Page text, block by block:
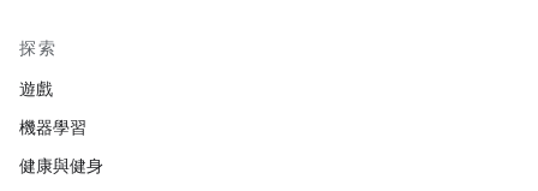
探索
遊戲
機器學習
健康與健身